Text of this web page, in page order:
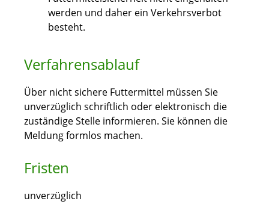
werden und daher ein Verkehrsverbot
besteht.
Verfahrensablauf
Über nicht sichere Futtermittel müssen Sie
unverzüglich schriftlich oder elektronisch die
zuständige Stelle informieren. Sie können die
Meldung formlos machen.
Fristen
unverzüglich